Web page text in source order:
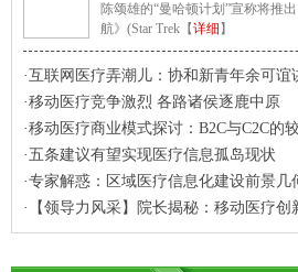
陈颂雄的“曼哈顿计划”宣称将推
航》(Star Trek【详细 】
·互联网医疗弄潮儿：协和新青年余可谊
·移动医疗竞争激烈 各路诸侯逐鹿中原
·移动医疗商业模式探讨：B2C与C2C的
·五条建议有望实现医疗信息孤岛现状
·专家解惑：区域医疗信息化建设前景几
·【领导力风采】院长揭秘：移动医疗创